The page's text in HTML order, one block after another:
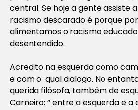
central. Se hoje a gente assiste
racismo descarado é porque
alimentamos o racismo
desentendido.
Acredito na esquerda como
e com o qual dialogo. No
querida filósofa, também de
Carneiro: “ entre a esquerda e